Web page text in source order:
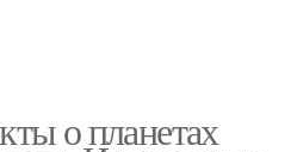
о планетах